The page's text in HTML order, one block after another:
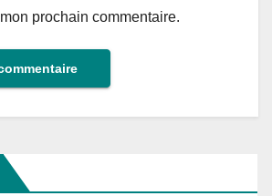
prochain commentaire.